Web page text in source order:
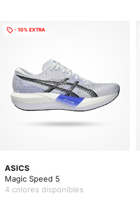
ASICS
Magic Speed 5
4 colores disponibles
- 10% EXTRA